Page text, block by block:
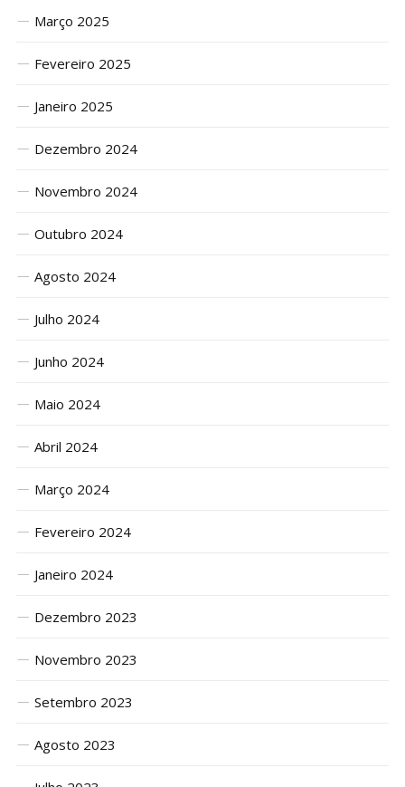
Março 2025
Fevereiro 2025
Janeiro 2025
Dezembro 2024
Novembro 2024
Outubro 2024
Agosto 2024
Julho 2024
Junho 2024
Maio 2024
Abril 2024
Março 2024
Fevereiro 2024
Janeiro 2024
Dezembro 2023
Novembro 2023
Setembro 2023
Agosto 2023